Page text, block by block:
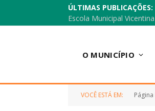
ÚLTIMAS PUBLICAÇÕES:
O MUNICÍPIO
VOCÊ ESTÁ EM: